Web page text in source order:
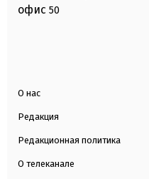
офис 50
О нас
Редакция
Редакционная политика
О телеканале